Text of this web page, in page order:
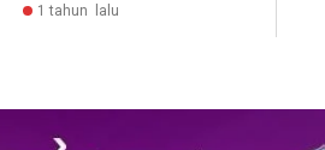
1 tahun lalu